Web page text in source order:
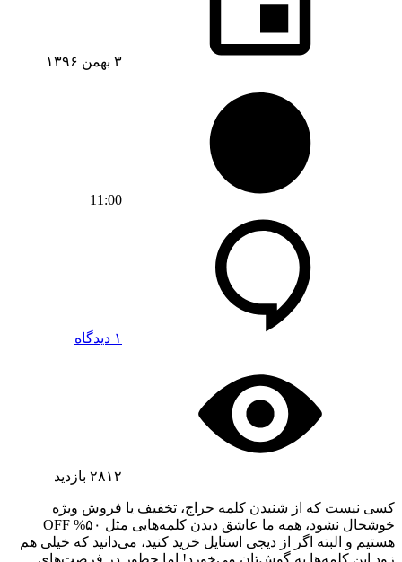
۳ بهمن ۱۳۹۶
11:00
۱ دیدگاه
۲۸۱۲ بازدید
کسی نیست که از شنیدن کلمه حراج، تخفیف یا فروش ویژه
خوشحال نشود، همه ما عاشق دیدن کلمه‌هایی مثل ۵۰% OFF
هستیم و البته اگر از دیجی استایل خرید کنید، می‌دانید که خیلی هم
زود این کلمه‌ها به گوش‌تان می‌خورد! اما چطور در فرصت‌های